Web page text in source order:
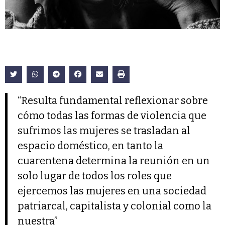
“Resulta fundamental reflexionar sobre
cómo todas las formas de violencia que
sufrimos las mujeres se trasladan al
espacio doméstico, en tanto la
cuarentena determina la reunión en un
solo lugar de todos los roles que
ejercemos las mujeres en una sociedad
patriarcal, capitalista y colonial como la
nuestra”